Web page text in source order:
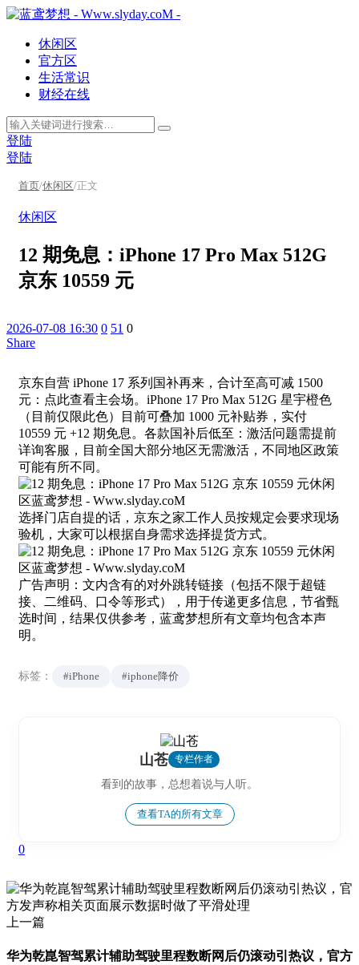
休闲区
官方区
生活常识
财经在线
登陆
登陆
首页/休闲区/正文
休闲区
12 期免息：iPhone 17 Pro Max 512G
京东 10559 元
2026-07-08 16:30 0 51 0
Share
京东自营 iPhone 17 系列国补再来，合计至高可减 1500
元：点此查看主会场。iPhone 17 Pro Max 512G 星宇橙色
（目前仅限此色）目前可叠加 1000 元补贴券，实付
10559 元 +12 期免息。各款国补后低至：激活问题需提前
详询客服，目前全国大部分地区无需激活，不同地区政策
可能有所不同。
选择门店自提的话，京东之家工作人员按规定会要求现场
验机，大家可以根据自身需求选择提货方式。
广告声明：文内含有的对外跳转链接（包括不限于超链
接、二维码、口令等形式），用于传递更多信息，节省甄
选时间，结果仅供参考，蓝鸢梦想所有文章均包含本声
明。
标签： #iPhone #iphone降价
山苍 专栏作者
看到的故事，总想着说与人听。
查看TA的所有文章
0
上一篇
华为乾崑智驾累计辅助驾驶里程数断网后仍滚动引热议，官方